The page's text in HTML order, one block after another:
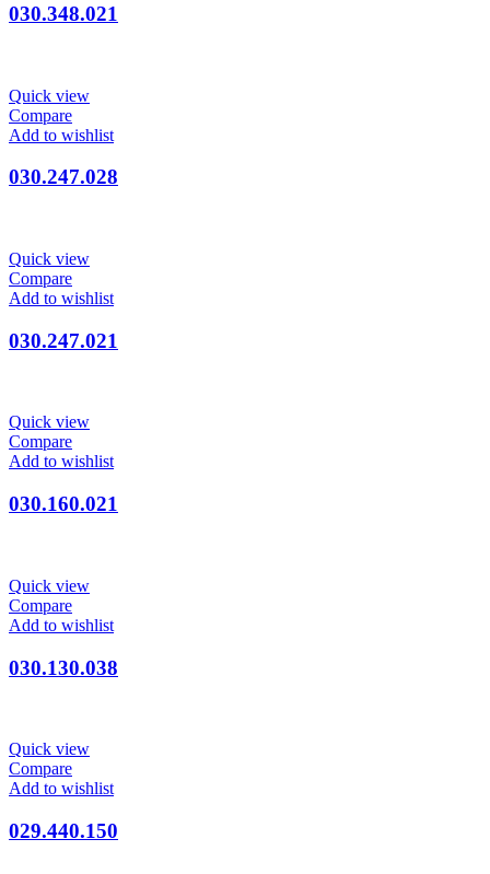
030.348.021
Quick view
Compare
Add to wishlist
030.247.028
Quick view
Compare
Add to wishlist
030.247.021
Quick view
Compare
Add to wishlist
030.160.021
Quick view
Compare
Add to wishlist
030.130.038
Quick view
Compare
Add to wishlist
029.440.150